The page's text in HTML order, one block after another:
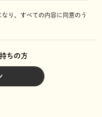
り、 すべての内容に同意のう
ちの方